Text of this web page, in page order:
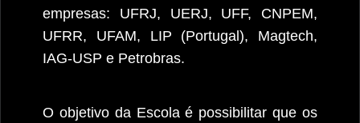
empresas: UFRJ, UERJ, UFF, CNPEM,
UFRR, UFAM, LIP (Portugal), Magtech,
IAG-USP e Petrobras.
O objetivo da Escola é possibilitar que os